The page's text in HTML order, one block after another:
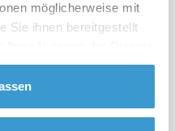
möglicherweise mit
Sie ihnen bereitgestellt